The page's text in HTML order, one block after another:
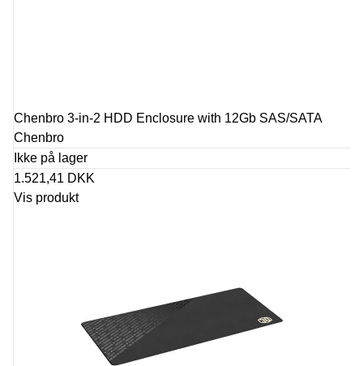
Chenbro 3-in-2 HDD Enclosure with 12Gb SAS/SATA
Chenbro
Ikke på lager
1.521,41 DKK
Vis produkt